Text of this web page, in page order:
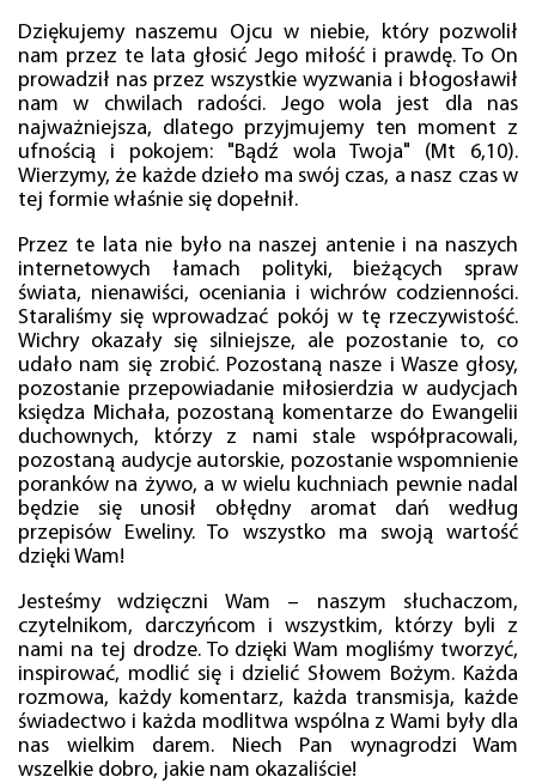
Dziękujemy naszemu Ojcu w niebie, który pozwolił
nam przez te lata głosić Jego miłość i prawdę. To On
prowadził nas przez wszystkie wyzwania i błogosławił
nam w chwilach radości. Jego wola jest dla nas
najważniejsza, dlatego przyjmujemy ten moment z
ufnością i pokojem: "Bądź wola Twoja" (Mt 6,10).
Wierzymy, że każde dzieło ma swój czas, a nasz czas w
tej formie właśnie się dopełnił.
Przez te lata nie było na naszej antenie i na naszych
internetowych łamach polityki, bieżących spraw
świata, nienawiści, oceniania i wichrów codzienności.
Staraliśmy się wprowadzać pokój w tę rzeczywistość.
Wichry okazały się silniejsze, ale pozostanie to, co
udało nam się zrobić. Pozostaną nasze i Wasze głosy,
pozostanie przepowiadanie miłosierdzia w audycjach
księdza Michała, pozostaną komentarze do Ewangelii
duchownych, którzy z nami stale współpracowali,
pozostaną audycje autorskie, pozostanie wspomnienie
poranków na żywo, a w wielu kuchniach pewnie nadal
będzie się unosił obłędny aromat dań według
przepisów Eweliny. To wszystko ma swoją wartość
dzięki Wam!
Jesteśmy wdzięczni Wam – naszym słuchaczom,
czytelnikom, darczyńcom i wszystkim, którzy byli z
nami na tej drodze. To dzięki Wam mogliśmy tworzyć,
inspirować, modlić się i dzielić Słowem Bożym. Każda
rozmowa, każdy komentarz, każda transmisja, każde
świadectwo i każda modlitwa wspólna z Wami były dla
nas wielkim darem. Niech Pan wynagrodzi Wam
wszelkie dobro, jakie nam okazaliście!